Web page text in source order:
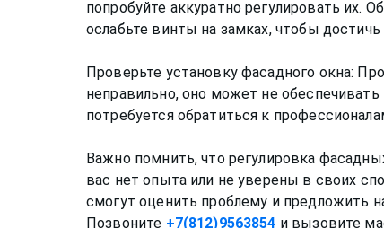
попробуйте аккуратно регулировать
ослабьте винты на замках, чтобы
Проверьте установку фасадного окна:
неправильно, оно может не
потребуется обратиться к
Важно помнить, что регулировка
вас нет опыта или не уверены в своих
смогут оценить проблему и предложить
Позвоните +7(812)9563854